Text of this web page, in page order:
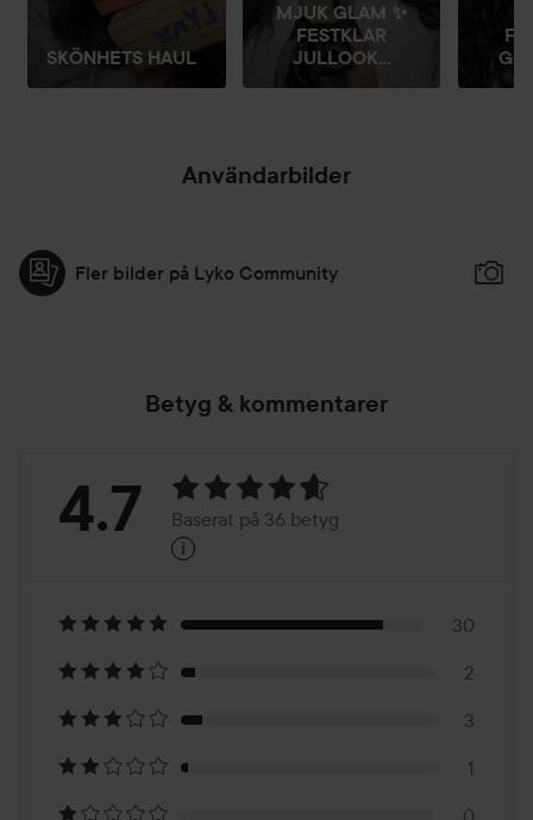
SKÖNHETS HAUL
MJUK GLAM ✨
FESTKLAR
JULLOOK...
Användarbilder
Fler bilder på Lyko Community
Betyg & kommentarer
Betyg:
Baserat
på
36
betyg
4.7 Baserat på 36 betyg
i
30
2
3
1